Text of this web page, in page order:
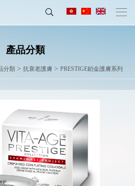
產品分類
分類 >抗衰老護膚 >PRESTIGE鉑金護膚系列